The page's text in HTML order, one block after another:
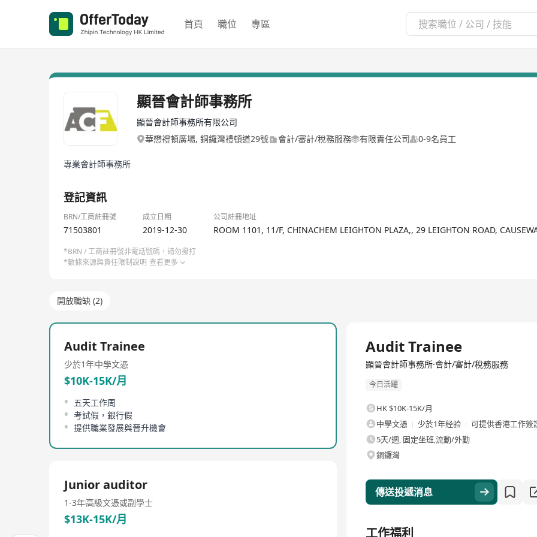
首頁 職位 專區
顯晉會計師事務所
顯晉會計師事務所有限公司
華懋禮頓廣場, 銅鑼灣禮頓道29號
會計/審計/稅務服務 有限責任公司 0-9名員工
專業會計師事務所
登記資訊
BRN/工商註冊號 成立日期 公司註冊地址
71503801 2019-12-30 ROOM 1101, 11/F, CHINACHEM LEIGHTON PLAZA,, 29 LEIGHTON ROAD,
*BRN / 工商註冊號非電話號碼，請勿撥打
*數據來源與責任限制說明 查看更多
開放職缺 (2)
Audit Trainee
少於1年中學文憑
$10K-15K/月
五天工作周
考試假，銀行假
提供職業發展與晉升機會
Junior auditor
1-3年高級文憑或副學士
$13K-15K/月
Audit Trainee
顯晉會計師事務所·會計/審計/稅務服務
今日活躍
HK $10K-15K/月
中學文憑
少於1年经验
可提供香港工作簽
5天/週, 固定坐班,流動/外勤
銅鑼灣
傳送投遞消息
工作福利